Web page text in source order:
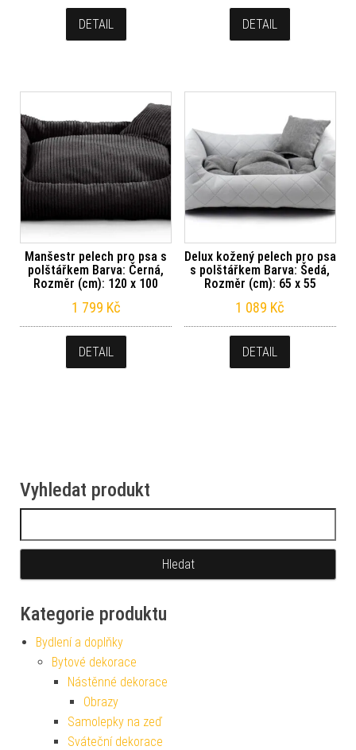
DETAIL DETAIL
Manšestr pelech pro psa s
polštářkem Barva: Černá,
Rozměr (cm): 120 x 100
1 799 Kč
DETAIL
Delux kožený pelech pro psa
s polštářkem Barva: Šedá,
Rozměr (cm): 65 x 55
1 089 Kč
DETAIL
Vyhledat produkt
Kategorie produktu
Bydlení a doplňky
Bytové dekorace
Nástěnné dekorace
Obrazy
Samolepky na zeď
Sváteční dekorace